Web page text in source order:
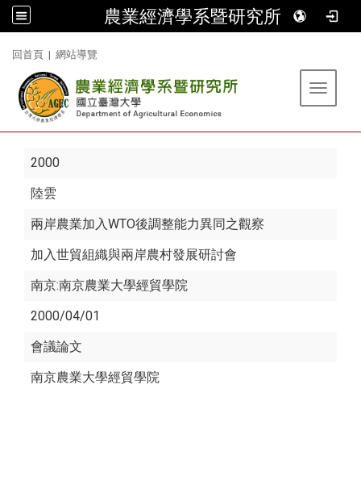
農業經濟學系暨研究所
回首頁 | 網站導覽
Toggle
2000
陸雲
兩岸農業加入WTO後調整能力異同之觀察
加入世貿組織與兩岸農村發展研討會
南京:南京農業大學經貿學院
2000/04/01
會議論文
南京農業大學經貿學院